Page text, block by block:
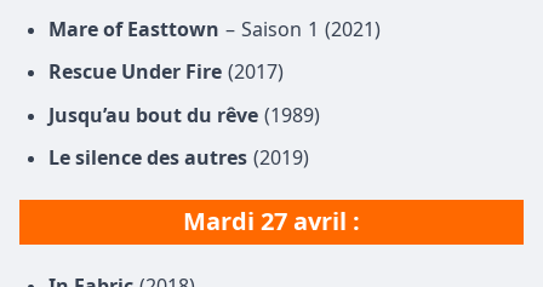
Mare of Easttown – Saison 1 (2021)
Rescue Under Fire (2017)
Jusqu’au bout du rêve (1989)
Le silence des autres (2019)
Mardi 27 avril :